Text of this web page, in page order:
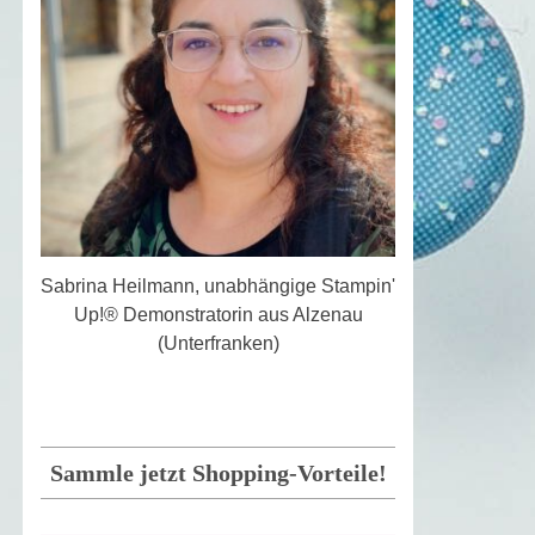
Sabrina Heilmann, unabhängige Stampin'
Up!® Demonstratorin aus Alzenau
(Unterfranken)
Sammle jetzt Shopping-Vorteile!